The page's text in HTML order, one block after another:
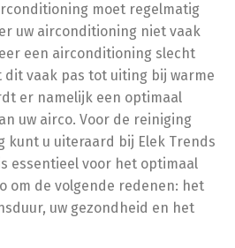
moet regelmatig
uw airconditioning niet vaak
een airconditioning slecht
vaak pas tot uiting bij warme
er namelijk een optimaal
uw airco. Voor de reiniging
kunt u uiteraard bij Elek Trends
essentieel voor het optimaal
om de volgende redenen: het
uw gezondheid en het